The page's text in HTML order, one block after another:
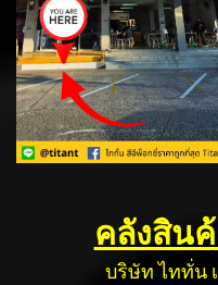
คลังสิน
บริษัท ไททั่น